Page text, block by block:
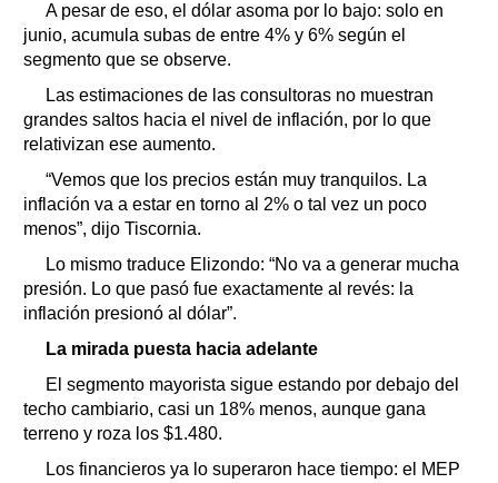
A pesar de eso, el dólar asoma por lo bajo: solo en
junio, acumula subas de entre 4% y 6% según el
segmento que se observe.
Las estimaciones de las consultoras no muestran
grandes saltos hacia el nivel de inflación, por lo que
relativizan ese aumento.
“Vemos que los precios están muy tranquilos. La
inflación va a estar en torno al 2% o tal vez un poco
menos”, dijo Tiscornia.
Lo mismo traduce Elizondo: “No va a generar mucha
presión. Lo que pasó fue exactamente al revés: la
inflación presionó al dólar”.
La mirada puesta hacia adelante
El segmento mayorista sigue estando por debajo del
techo cambiario, casi un 18% menos, aunque gana
terreno y roza los $1.480.
Los financieros ya lo superaron hace tiempo: el MEP